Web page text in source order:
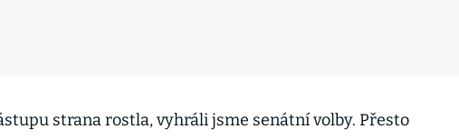
strana rostla, vyhráli jsme senátní volby. Přesto